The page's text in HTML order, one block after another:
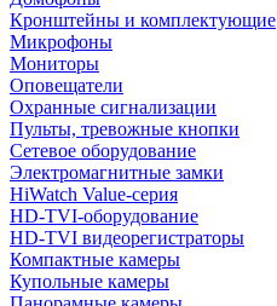
Кронштейны и комплектующие
Микрофоны
Мониторы
Оповещатели
Охранные сигнализации
Пульты, тревожные кнопки
Сетевое оборудование
Электромагнитные замки
HiWatch Value-серия
HD-TVI-оборудование
HD-TVI видеорегистраторы
Компактные камеры
Купольные камеры